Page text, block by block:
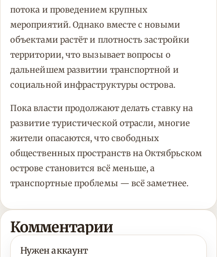
потока и проведением крупных
мероприятий. Однако вместе с новыми
объектами растёт и плотность застройки
территории, что вызывает вопросы о
дальнейшем развитии транспортной и
социальной инфраструктуры острова.
Пока власти продолжают делать ставку на
развитие туристической отрасли, многие
жители опасаются, что свободных
общественных пространств на Октябрьском
острове становится всё меньше, а
транспортные проблемы — всё заметнее.
Комментарии
Нужен аккаунт